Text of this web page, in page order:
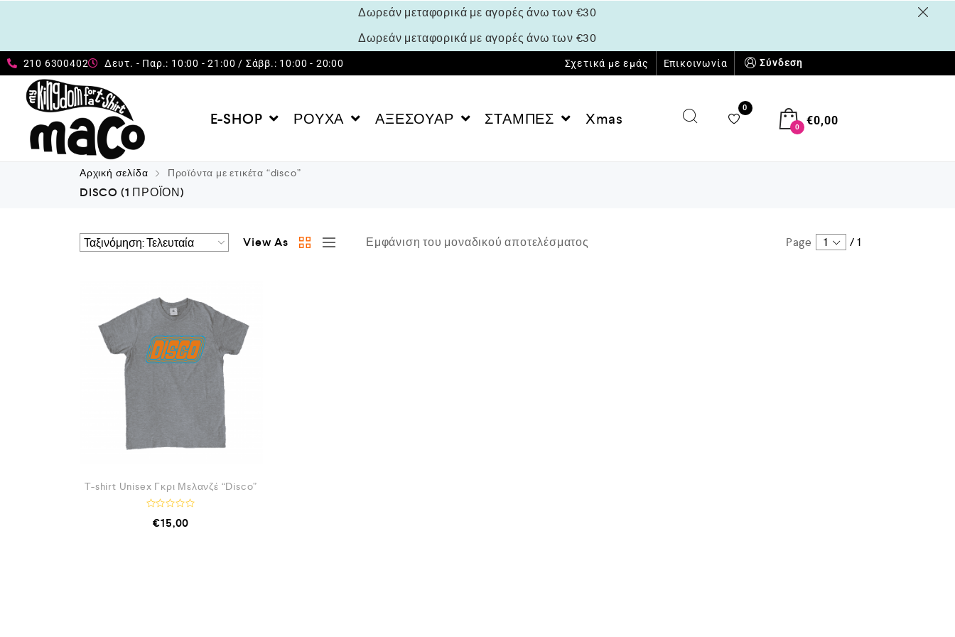
Δωρεάν μεταφορικά με αγορές άνω των €30
Δωρεάν μεταφορικά με αγορές άνω των €30
210 6300402 Δευτ. - Παρ.: 10:00 - 21:00 / Σάββ.: 10:00 - 20:00 Σχετικά με εμάς Επικοινωνία Σύνδεση
E-SHOP ΡΟΥΧΑ ΑΞΕΣΟΥΑΡ ΣΤΑΜΠΕΣ Xmas
0
0 €0,00
Αρχική σελίδα Προϊόντα με ετικέτα “disco”
DISCO (1 ΠΡΟΪΌΝ)
View As Εμφάνιση του μοναδικού αποτελέσματος Page 1 /1
T-shirt Unisex Γκρι Μελανζέ “Disco”
€15,00